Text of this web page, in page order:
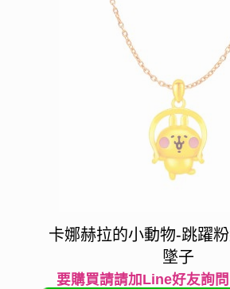
卡娜赫拉的小動物-跳躍
墜子
要購買請請加Line好友詢